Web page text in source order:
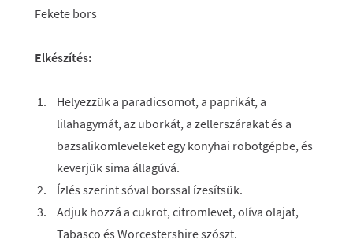
Fekete bors
Elkészítés:
Helyezzük a paradicsomot, a paprikát, a
lilahagymát, az uborkát, a zellerszárakat és a
bazsalikomleveleket egy konyhai robotgépbe, és
keverjük sima állagúvá.
Ízlés szerint sóval borssal ízesítsük.
Adjuk hozzá a cukrot, citromlevet, olíva olajat,
Tabasco és Worcestershire szószt.